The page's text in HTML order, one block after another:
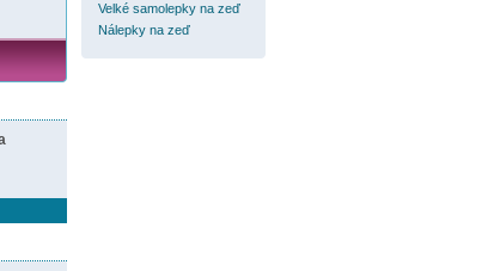
Velké samolepky na zeď
Nálepky na zeď